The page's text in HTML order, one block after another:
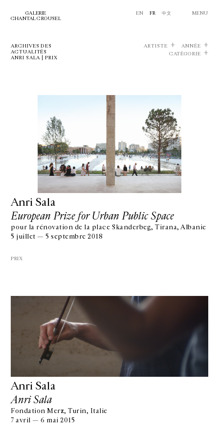
GALERIE
CHANTAL CROUSEL
EN FR 中文 MENU
ARCHIVES DES
ACTUALITÉS
ANRI SALA | PRIX
ARTISTE
ANNÉE
CATÉGORIE
Anri Sala
European Prize for Urban Public Space
pour la rénovation de la place Skanderbeg, Tirana, Albanie
5 juillet — 5 septembre 2018
PRIX
Anri Sala
Anri Sala
Fondation Merz, Turin, Italie
7 avril — 6 mai 2015